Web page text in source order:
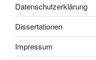
Datenschutzerklärung
Dissertationen
Impressum